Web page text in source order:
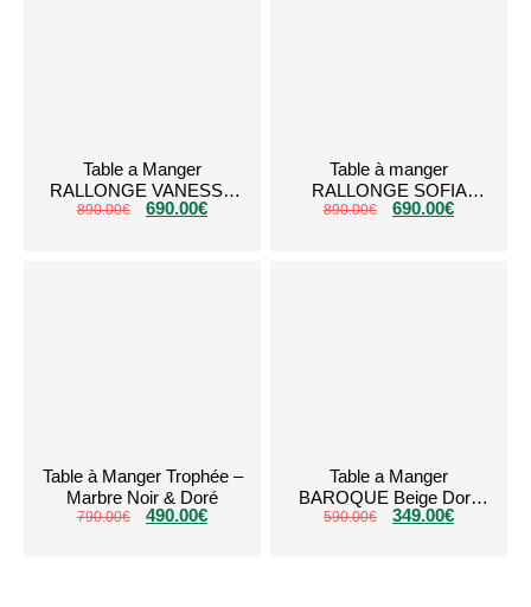
Table a Manger
RALLONGE VANESSA
TRAVERTIN PLATEAU
890.00€ 690.00€
Table à manger
RALLONGE SOFIA
Blanc Argent
890.00€ 690.00€
Table à Manger Trophée –
Marbre Noir & Doré
790.00€ 490.00€
Table a Manger
BAROQUE Beige Dore
150cm
590.00€ 349.00€